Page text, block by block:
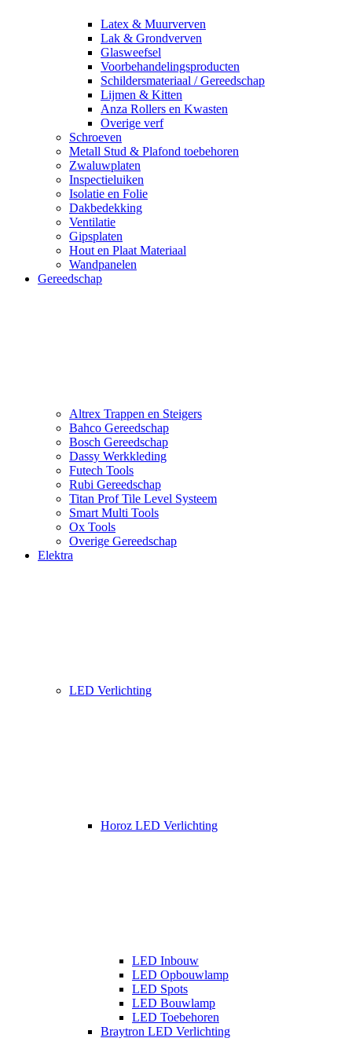
Latex & Muurverven
Lak & Grondverven
Glasweefsel
Voorbehandelingsproducten
Schildersmateriaal / Gereedschap
Lijmen & Kitten
Anza Rollers en Kwasten
Overige verf
Schroeven
Metall Stud & Plafond toebehoren
Zwaluwplaten
Inspectieluiken
Isolatie en Folie
Dakbedekking
Ventilatie
Gipsplaten
Hout en Plaat Materiaal
Wandpanelen
Gereedschap
Altrex Trappen en Steigers
Bahco Gereedschap
Bosch Gereedschap
Dassy Werkkleding
Futech Tools
Rubi Gereedschap
Titan Prof Tile Level Systeem
Smart Multi Tools
Ox Tools
Overige Gereedschap
Elektra
LED Verlichting
Horoz LED Verlichting
LED Inbouw
LED Opbouwlamp
LED Spots
LED Bouwlamp
LED Toebehoren
Braytron LED Verlichting